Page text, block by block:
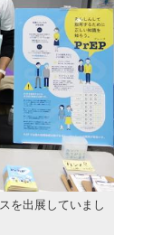
を出展していまし